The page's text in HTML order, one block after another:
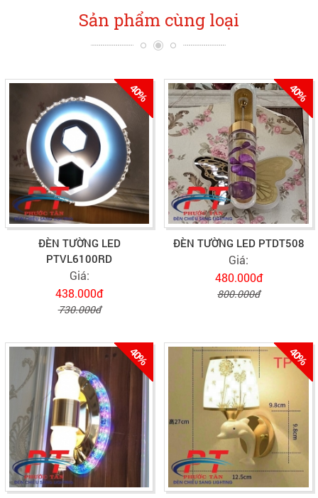
Sản phẩm cùng loại
40%
ĐÈN TƯỜNG LED
PTVL6100RD
Giá:
438.000đ
730.000đ
40%
ĐÈN TƯỜNG LED PTDT508
Giá:
480.000đ
800.000đ
40% 40%